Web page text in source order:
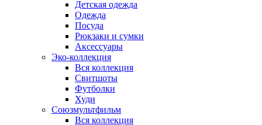
Детская одежда
Одежда
Посуда
Рюкзаки и сумки
Аксессуары
Эко-коллекция
Вся коллекция
Свитшоты
Футболки
Худи
Союзмультфильм
Вся коллекция